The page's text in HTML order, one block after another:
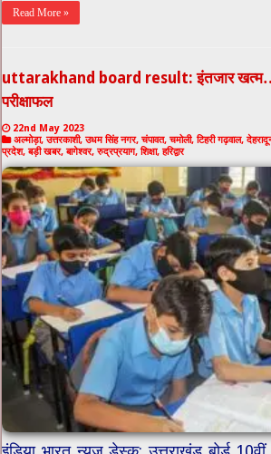
Read More »
uttarakhand board result: इंतजार खत्म…
परीक्षाफल
22nd May 2023
अल्मोड़ा,उत्तरकाशी,उधम सिंह नगर,चंपावत,चमोली,टिहरी गढ़वाल,
प्रदेश,बड़ी खबर,बागेश्वर,रुद्रप्रयाग,शिक्षा,हरिद्वार